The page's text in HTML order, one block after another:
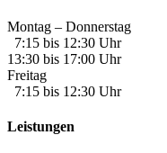
Montag – Donnerstag
7:15 bis 12:30 Uhr
13:30 bis 17:00 Uhr
Freitag
7:15 bis 12:30 Uhr
Leistungen